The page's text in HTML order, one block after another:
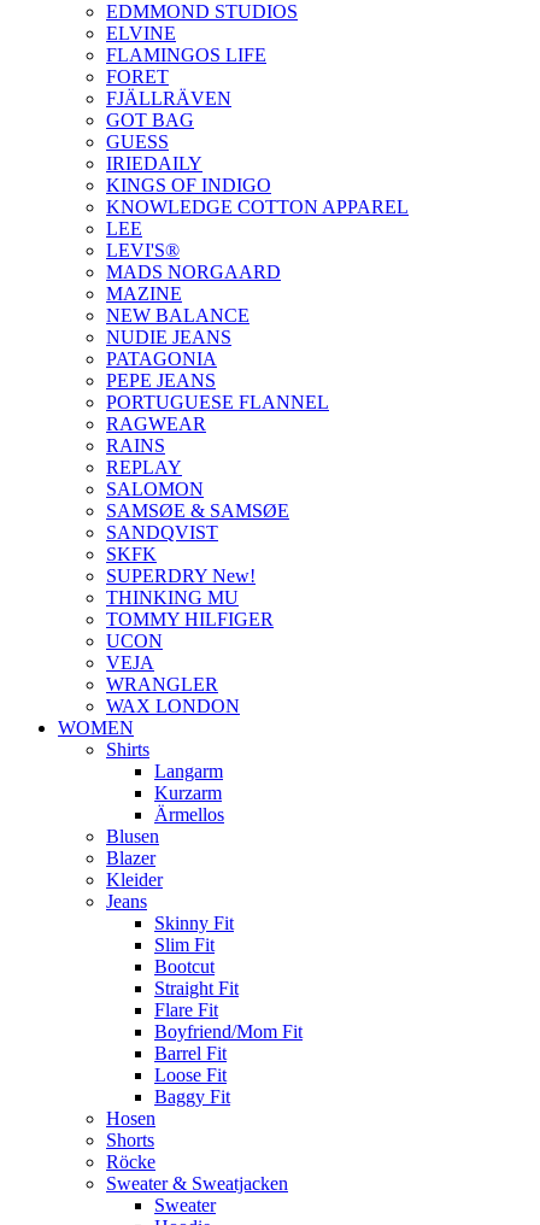
EDMMOND STUDIOS
ELVINE
FLAMINGOS LIFE
FORET
FJÄLLRÄVEN
GOT BAG
GUESS
IRIEDAILY
KINGS OF INDIGO
KNOWLEDGE COTTON APPAREL
LEE
LEVI'S®
MADS NORGAARD
MAZINE
NEW BALANCE
NUDIE JEANS
PATAGONIA
PEPE JEANS
PORTUGUESE FLANNEL
RAGWEAR
RAINS
REPLAY
SALOMON
SAMSØE & SAMSØE
SANDQVIST
SKFK
SUPERDRY New!
THINKING MU
TOMMY HILFIGER
UCON
VEJA
WRANGLER
WAX LONDON
WOMEN
Shirts
Langarm
Kurzarm
Ärmellos
Blusen
Blazer
Kleider
Jeans
Skinny Fit
Slim Fit
Bootcut
Straight Fit
Flare Fit
Boyfriend/Mom Fit
Barrel Fit
Loose Fit
Baggy Fit
Hosen
Shorts
Röcke
Sweater & Sweatjacken
Sweater